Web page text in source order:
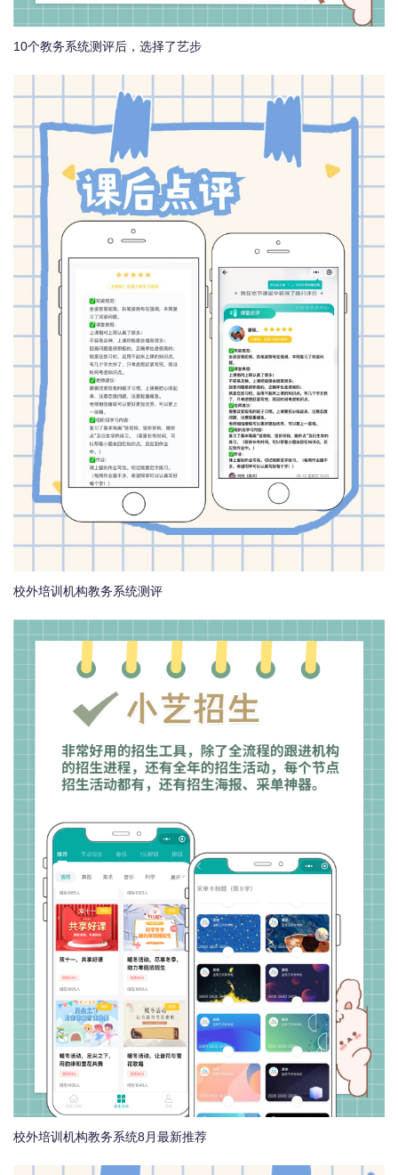
10个教务系统测评后，选择了艺步
校外培训机构教务系统测评
校外培训机构教务系统8月最新推荐